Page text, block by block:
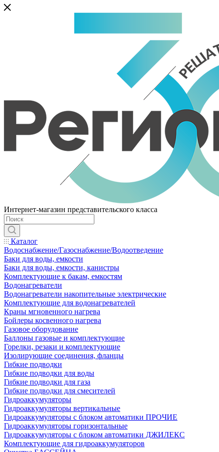
Интернет-магазин представительского класса
Каталог
Водоснабжение/Газоснабжение/Водоотведение
Баки для воды, емкости
Баки для воды, емкости, канистры
Комплектующие к бакам, емкостям
Водонагреватели
Водонагреватели накопительные электрические
Комплектующие для водонагревателей
Краны мгновенного нагрева
Бойлеры косвенного нагрева
Газовое оборудование
Баллоны газовые и комплектующие
Горелки, резаки и комплектующие
Изолирующие соединения, фланцы
Гибкие подводки
Гибкие подводки для воды
Гибкие подводки для газа
Гибкие подводки для смесителей
Гидроаккумуляторы
Гидроаккумуляторы вертикальные
Гидроаккумуляторы с блоком автоматики ПРОЧИЕ
Гидроаккумуляторы горизонтальные
Гидроаккумуляторы с блоком автоматики ДЖИЛЕКС
Комплектующие для гидроаккумуляторов